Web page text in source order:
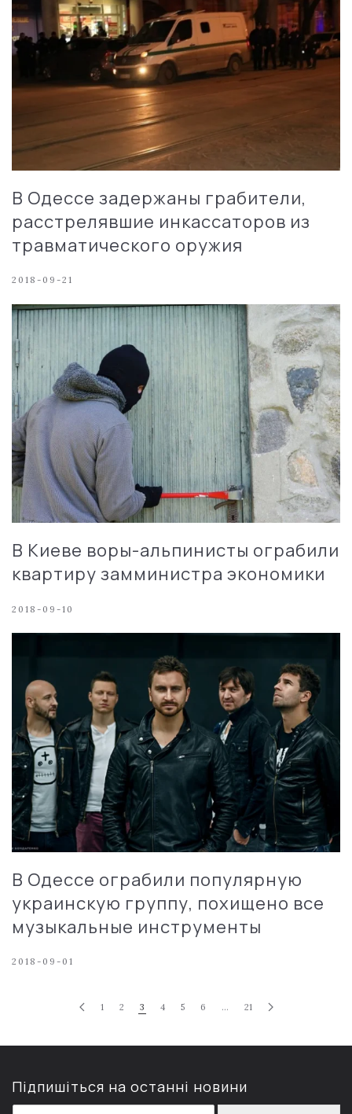
В Одессе задержаны грабители,
расстрелявшие инкассаторов из
травматического оружия
2018-09-21
В Киеве воры-альпинисты ограбили
квартиру замминистра экономики
2018-09-10
В Одессе ограбили популярную
украинскую группу, похищено все
музыкальные инструменты
2018-09-01
1 2 3 4 5 6 … 21
Підпишіться на останні новини